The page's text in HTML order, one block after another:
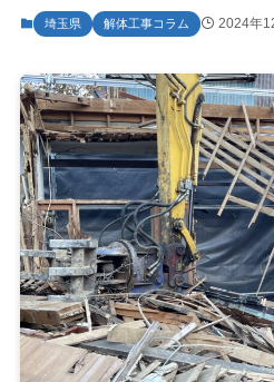
埼玉県 解体工事コラム 2024年